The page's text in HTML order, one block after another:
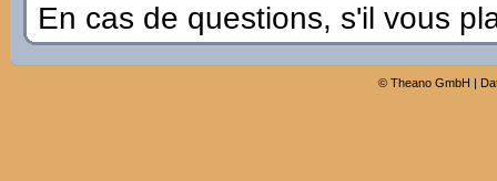
En cas de questions, s'il vous
© Theano GmbH |